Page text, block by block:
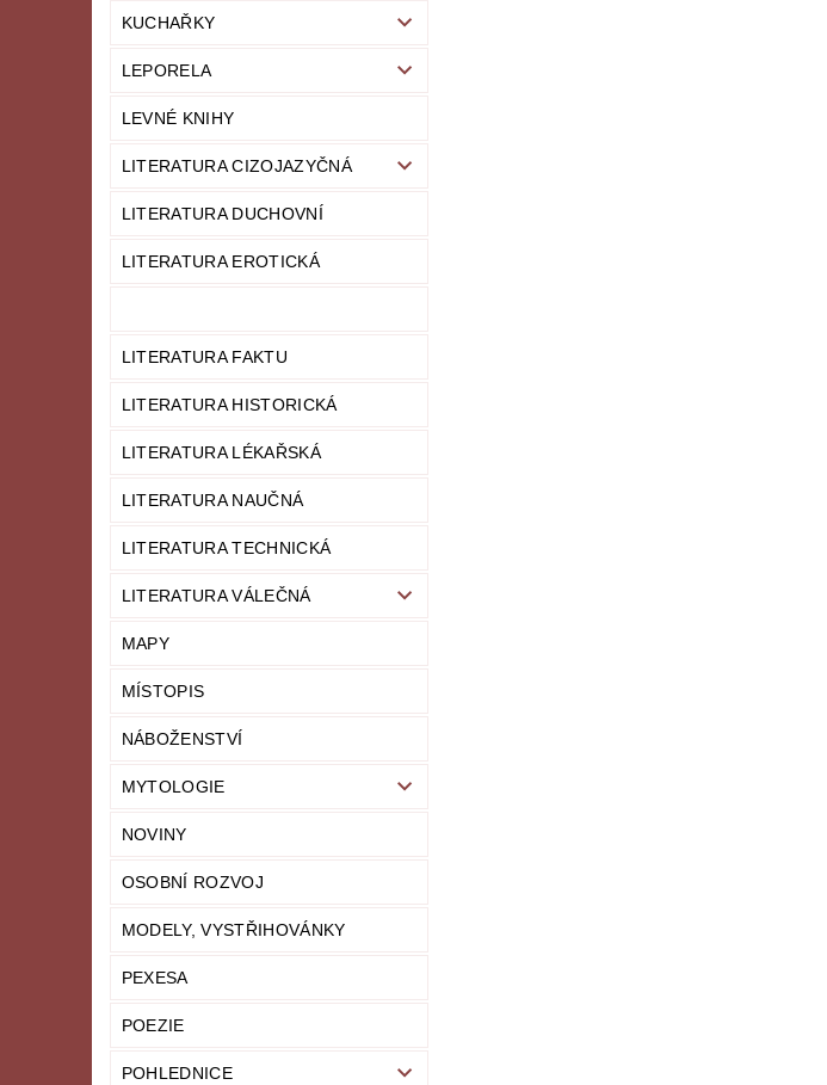
KUCHAŘKY
LEPORELA
LEVNÉ KNIHY
LITERATURA CIZOJAZYČNÁ
LITERATURA DUCHOVNÍ
LITERATURA EROTICKÁ
LITERATURA FAKTU
LITERATURA HISTORICKÁ
LITERATURA LÉKAŘSKÁ
LITERATURA NAUČNÁ
LITERATURA TECHNICKÁ
LITERATURA VÁLEČNÁ
MAPY
MÍSTOPIS
NÁBOŽENSTVÍ
MYTOLOGIE
NOVINY
OSOBNÍ ROZVOJ
MODELY, VYSTŘIHOVÁNKY
PEXESA
POEZIE
POHLEDNICE